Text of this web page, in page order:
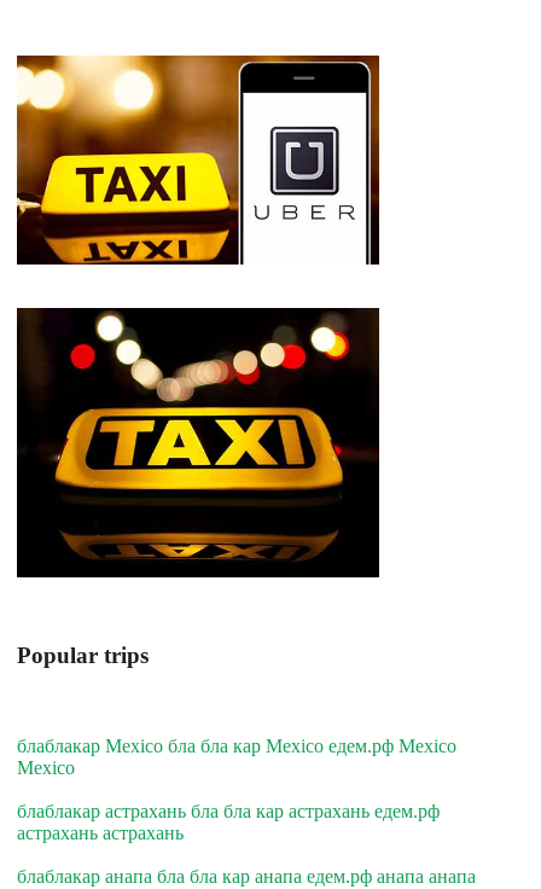
Popular trips
блаблакар Mexico бла бла кар Mexico едем.рф Mexico
Mexico
блаблакар астрахань бла бла кар астрахань едем.рф
астрахань астрахань
блаблакар анапа бла бла кар анапа едем.рф анапа анапа